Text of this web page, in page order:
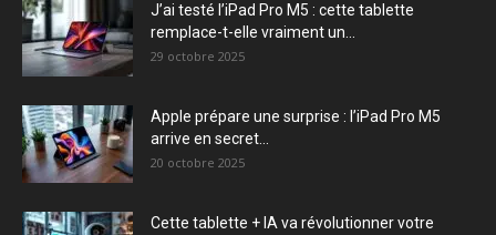
J’ai testé l’iPad Pro M5 : cette tablette
remplace-t-elle vraiment un...
29 octobre 2025
Apple prépare une surprise : l’iPad Pro M5
arrive en secret...
20 octobre 2025
Cette tablette + IA va révolutionner votre